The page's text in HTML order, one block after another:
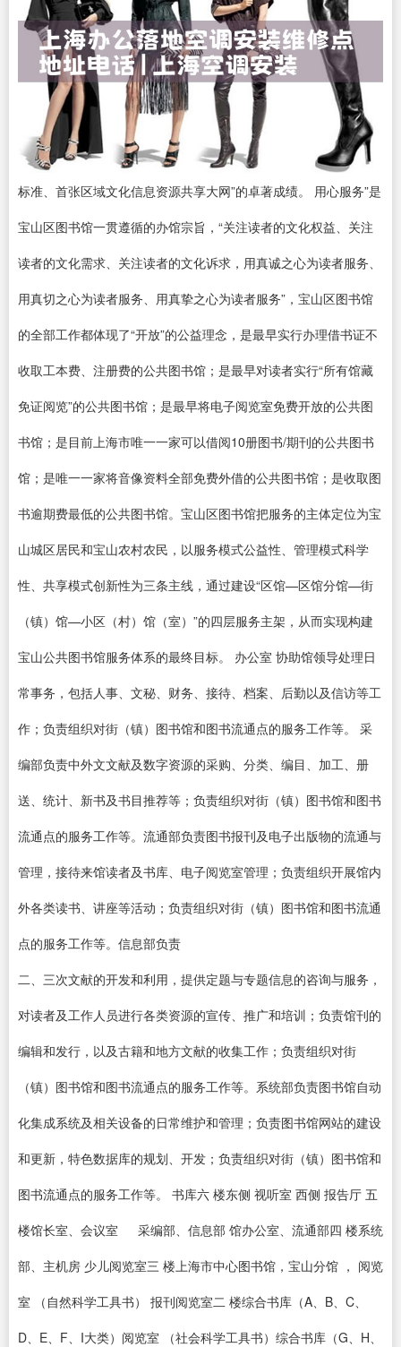
标准、首张区域文化信息资源共享大网”的卓著成绩。 用心服务”是
宝山区图书馆一贯遵循的办馆宗旨，“关注读者的文化权益、关注
读者的文化需求、关注读者的文化诉求，用真诚之心为读者服务、
用真切之心为读者服务、用真挚之心为读者服务”，宝山区图书馆
的全部工作都体现了“开放”的公益理念，是最早实行办理借书证不
收取工本费、注册费的公共图书馆；是最早对读者实行“所有馆藏
免证阅览”的公共图书馆；是最早将电子阅览室免费开放的公共图
书馆；是目前上海市唯一一家可以借阅10册图书/期刊的公共图书
馆；是唯一一家将音像资料全部免费外借的公共图书馆；是收取图
书逾期费最低的公共图书馆。宝山区图书馆把服务的主体定位为宝
山城区居民和宝山农村农民，以服务模式公益性、管理模式科学
性、共享模式创新性为三条主线，通过建设“区馆—区馆分馆—街
（镇）馆—小区（村）馆（室）”的四层服务主架，从而实现构建
宝山公共图书馆服务体系的最终目标。 办公室 协助馆领导处理日
常事务，包括人事、文秘、财务、接待、档案、后勤以及信访等工
作；负责组织对街（镇）图书馆和图书流通点的服务工作等。 采
编部负责中外文文献及数字资源的采购、分类、编目、加工、册
送、统计、新书及书目推荐等；负责组织对街（镇）图书馆和图书
流通点的服务工作等。流通部负责图书报刊及电子出版物的流通与
管理，接待来馆读者及书库、电子阅览室管理；负责组织开展馆内
外各类读书、讲座等活动；负责组织对街（镇）图书馆和图书流通
点的服务工作等。信息部负责
二、三次文献的开发和利用，提供定题与专题信息的咨询与服务，
对读者及工作人员进行各类资源的宣传、推广和培训；负责馆刊的
编辑和发行，以及古籍和地方文献的收集工作；负责组织对街
（镇）图书馆和图书流通点的服务工作等。系统部负责图书馆自动
化集成系统及相关设备的日常维护和管理；负责图书馆网站的建设
和更新，特色数据库的规划、开发；负责组织对街（镇）图书馆和
图书流通点的服务工作等。 书库六 楼东侧 视听室 西侧 报告厅 五
楼馆长室、会议室 采编部、信息部 馆办公室、流通部四 楼系统
部、主机房 少儿阅览室三 楼上海市中心图书馆，宝山分馆 ， 阅览
室 （自然科学工具书） 报刊阅览室二 楼综合书库（A、B、C、
D、E、F、I大类）阅览室 （社会科学工具书）综合书库（G、H、